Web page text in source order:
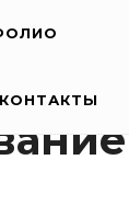
КОНТАКТЫ